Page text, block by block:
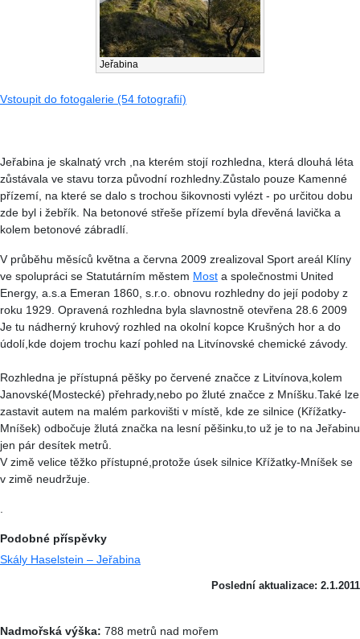
Jeřabina
Vstoupit do fotogalerie (54 fotografií)
Jeřabina je skalnatý vrch ,na kterém stojí rozhledna, která dlouhá léta
zůstávala ve stavu torza původní rozhledny.Zůstalo pouze Kamenné
přízemí, na které se dalo s trochou šikovnosti vylézt - po určitou dobu
zde byl i žebřík. Na betonové střeše přízemí byla dřevěná lavička a
kolem betonové zábradlí.
V průběhu měsíců května a června 2009 zrealizoval Sport areál Klíny
ve spolupráci se Statutárním městem Most a společnostmi United
Energy, a.s.a Emeran 1860, s.r.o. obnovu rozhledny do její podoby z
roku 1929. Opravená rozhledna byla slavnostně otevřena 28.6 2009
Je tu nádherný kruhový rozhled na okolní kopce Krušných hor a do
údolí,kde dojem trochu kazí pohled na Litvínovské chemické závody.
Rozhledna je přístupná pěšky po červené značce z Litvínova,kolem
Janovské(Mostecké) přehrady,nebo po žluté značce z Mníšku.Také lze
zastavit autem na malém parkovišti v místě, kde ze silnice (Křížatky-
Mníšek) odbočuje žlutá značka na lesní pěšinku,to už je to na Jeřabinu
jen pár desítek metrů.
V zimě velice těžko přístupné,protože úsek silnice Křížatky-Mníšek se
v zimě neudržuje.
.
Podobné příspěvky
Skály Haselstein – Jeřabina
Poslední aktualizace: 2.1.2011
Nadmořská výška: 788 metrů nad mořem